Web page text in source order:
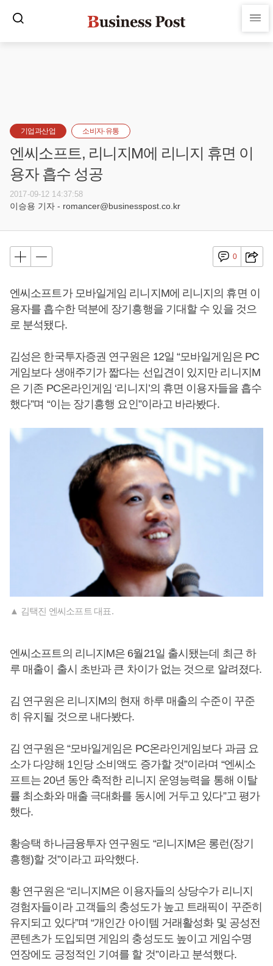
기업과산업 소비자·유통
엔씨소프트, 리니지M에 리니지 휴면 이
용자 흡수 성공
2017-09-12 14:37:58
이승용 기자 - romancer@businesspost.co.kr
0
엔씨소프트가 모바일게임 리니지M에 리니지의 휴면 이
용자를 흡수한 덕분에 장기흥행을 기대할 수 있을 것으
로 분석됐다.
김성은 한국투자증권 연구원은 12일 “모바일게임은 PC
게임보다 생애주기가 짧다는 선입견이 있지만 리니지M
은 기존 PC온라인게임 ‘리니지’의 휴면 이용자들을 흡수
했다”며 “이는 장기흥행 요인”이라고 바라봤다.
▲ 김택진 엔씨소프트 대표.
엔씨소프트의 리니지M은 6월21일 출시됐는데 최근 하
루 매출이 출시 초반과 큰 차이가 없는 것으로 알려졌다.
김 연구원은 리니지M의 현재 하루 매출의 수준이 꾸준
히 유지될 것으로 내다봤다.
김 연구원은 “모바일게임은 PC온라인게임보다 과금 요
소가 다양해 1인당 소비액도 증가할 것”이라며 “엔씨소
프트는 20년 동안 축적한 리니지 운영능력을 통해 이탈
률 최소화와 매출 극대화를 동시에 거두고 있다”고 평가
했다.
황승택 하나금융투자 연구원도 “리니지M은 롱런(장기
흥행)할 것”이라고 파악했다.
황 연구원은 “리니지M은 이용자들의 상당수가 리니지
경험자들이라 고객들의 충성도가 높고 트래픽이 꾸준히
유지되고 있다”며 “개인간 아이템 거래활성화 및 공성전
콘텐츠가 도입되면 게임의 충성도도 높이고 게임수명
연장에도 긍정적인 기여를 할 것”이라고 분석했다.